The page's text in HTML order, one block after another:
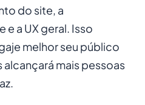
do site, a
a UX geral. Isso
melhor seu público
mais pessoas